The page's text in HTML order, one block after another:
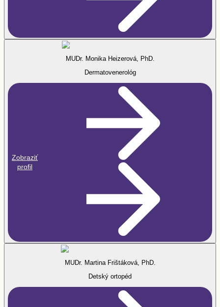
MUDr. Monika Heizerová, PhD.
Dermatovenerológ
Zobraziť
profil
MUDr. Martina Frištáková, PhD.
Detský ortopéd